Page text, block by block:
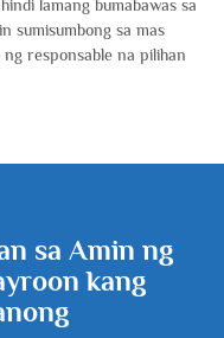
lamang bumabawas sa
sumisumbong sa mas
responsable na pilihan
sa Amin ng
kang